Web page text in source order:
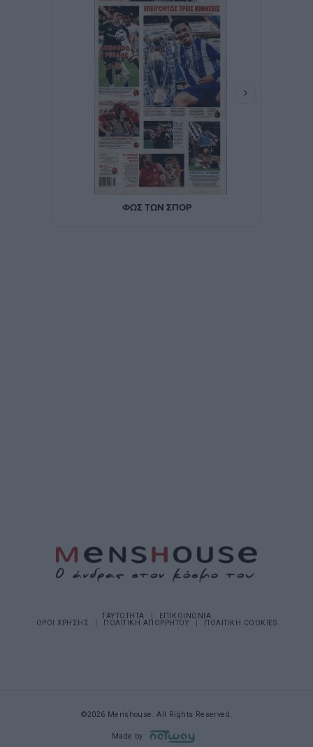
ΤΑΥΤΟΤΗΤΑ
ΕΠΙΚΟΙΝΩΝΙΑ
ΟΡΟΙ ΧΡΗΣΗΣ
ΠΟΛΙΤΙΚΗ ΑΠΟΡΡΗΤΟΥ ΠΟΛΙΤΙΚΗ COOKIES
©2026 Menshouse. All Rights Reserved.
Made by